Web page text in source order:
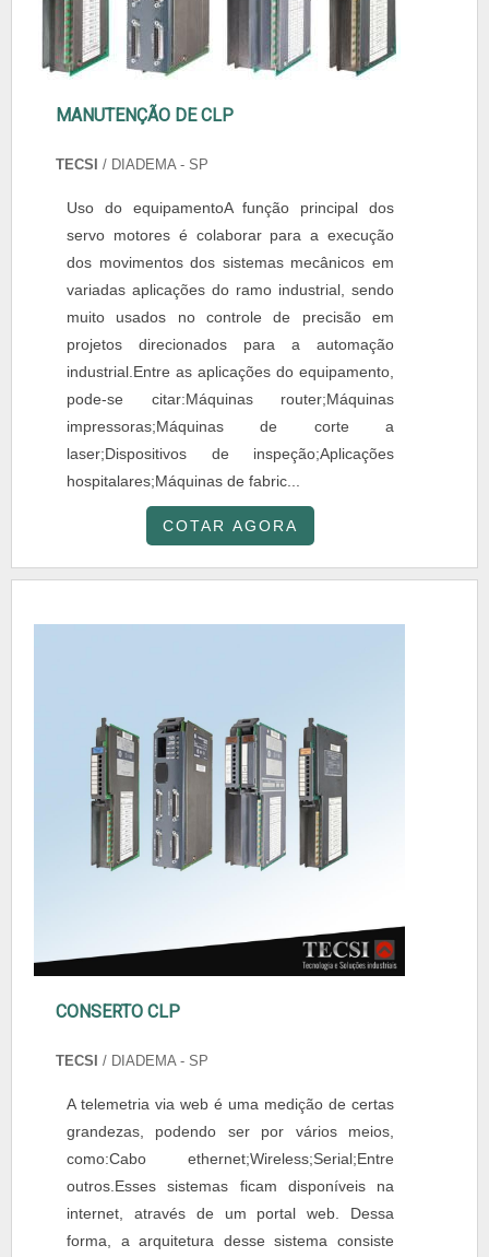
MANUTENÇÃO DE CLP
TECSI / DIADEMA - SP
Uso do equipamentoA função principal dos
servo motores é colaborar para a execução
dos movimentos dos sistemas mecânicos em
variadas aplicações do ramo industrial, sendo
muito usados no controle de precisão em
projetos direcionados para a automação
industrial.Entre as aplicações do equipamento,
pode-se citar:Máquinas router;Máquinas
impressoras;Máquinas de corte a
laser;Dispositivos de inspeção;Aplicações
hospitalares;Máquinas de fabric...
COTAR AGORA
CONSERTO CLP
TECSI / DIADEMA - SP
A telemetria via web é uma medição de certas
grandezas, podendo ser por vários meios,
como:Cabo ethernet;Wireless;Serial;Entre
outros.Esses sistemas ficam disponíveis na
internet, através de um portal web. Dessa
forma, a arquitetura desse sistema consiste